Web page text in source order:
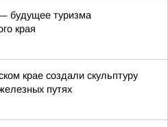
будущее туризма
края
крае создали скульптуру
путях